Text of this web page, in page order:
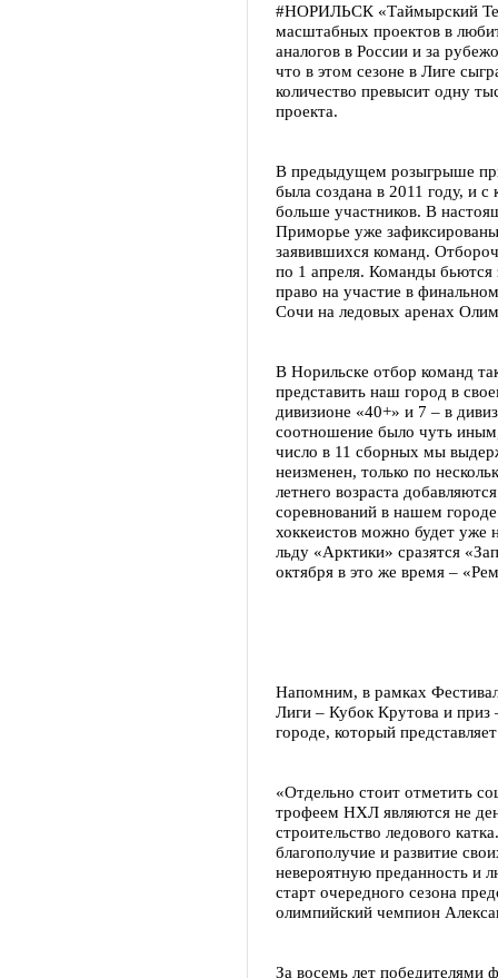
#НОРИЛЬСК «Таймырский
масштабных проектов в
аналогов в России и за
что в этом сезоне в Лиге
количество превысит одну
проекта.
В предыдущем розыгрыше
была создана в 2011 году, и
больше участников. В
Приморье уже зафиксированы
заявившихся команд.
по 1 апреля. Команды
право на участие в
Сочи на ледовых аренах
В Норильске отбор команд
представить наш город в
дивизионе «40+» и 7 – в
соотношение было чуть
число в 11 сборных мы
неизменен, только по
летнего возраста
соревнований в нашем
хоккеистов можно будет уже
льду «Арктики» сразятся
октября в это же время –
Напомним, в рамках
Лиги – Кубок Крутова и приз
городе, который
«Отдельно стоит отметить
трофеем НХЛ являются не
строительство ледового
благополучие и развитие
невероятную преданность и
старт очередного сезона
олимпийский чемпион
За восемь лет победителями